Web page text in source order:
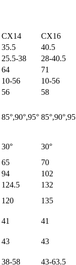
CX14
CX16
35.5
40.5
25.5-38
28-40.5
64
71
10-56
10-56
56
58
85°,90°,95°
30°
30°
65
70
94
102
124.5
132
120
135
41
41
43
43
38-58 43-63.5